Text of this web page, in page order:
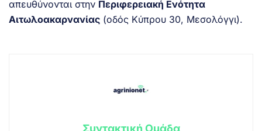
απευθύνονται στην Περιφερειακή Ενότητα
Αιτωλοακαρνανίας (οδός Κύπρου 30, Μεσολόγγι).
Συντακτική Ομάδα